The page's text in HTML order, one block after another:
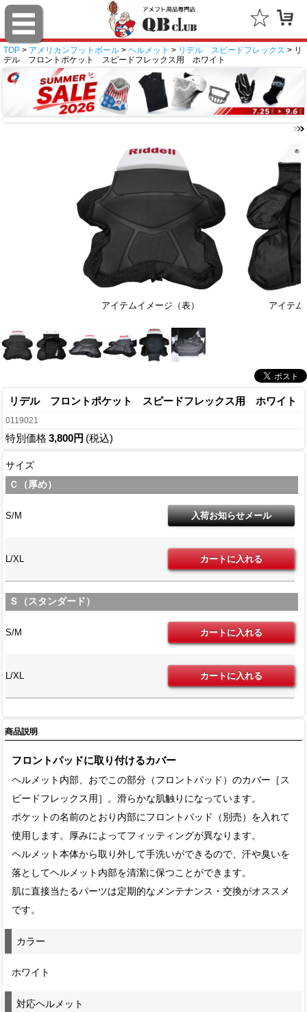
TOP > アメリカンフットボール > ヘルメット > リデル スピードフレックス > リ
デル フロントポケット スピードフレックス用 ホワイト
アイテムイメージ（表） アイテム
リデル フロントポケット スピードフレックス用 ホワイト
0119021
特別価格 3,800円 (税込)
サイズ
Ｃ（厚め）
S/M
L/XL
Ｓ（スタンダード）
S/M
L/XL
商品説明
フロントパッドに取り付けるカバー
ヘルメット内部、おでこの部分（フロントパッド）のカバー［ス
ピードフレックス用］。滑らかな肌触りになっています。
ポケットの名前のとおり内部にフロントパッド（別売）を入れて
使用します。厚みによってフィッティングが異なります。
ヘルメット本体から取り外して手洗いができるので、汗や臭いを
落としてヘルメット内部を清潔に保つことができます。
肌に直接当たるパーツは定期的なメンテナンス・交換がオススメ
です。
カラー
ホワイト
対応ヘルメット